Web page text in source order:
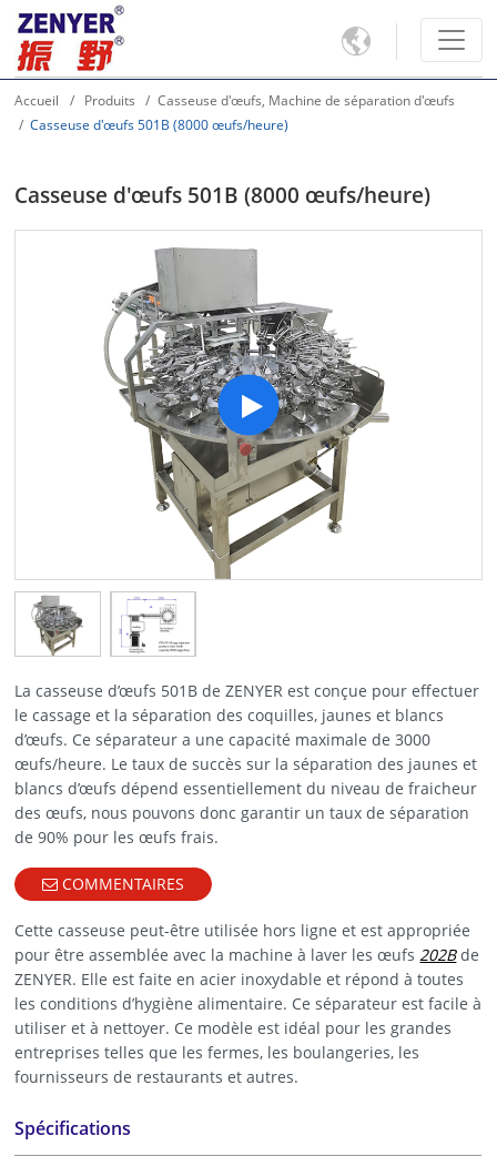

Accueil Produits
Casseuse d'œufs, Machine de séparation d'œufs
Casseuse d'œufs 501B (8000 œufs/heure)
Casseuse d'œufs 501B (8000 œufs/heure)
La casseuse d’œufs 501B de ZENYER est conçue pour effectuer
le cassage et la séparation des coquilles, jaunes et blancs
d’œufs. Ce séparateur a une capacité maximale de 3000
œufs/heure. Le taux de succès sur la séparation des jaunes et
blancs d’œufs dépend essentiellement du niveau de fraicheur
des œufs, nous pouvons donc garantir un taux de séparation
de 90% pour les œufs frais.
COMMENTAIRES
Cette casseuse peut-être utilisée hors ligne et est appropriée
pour être assemblée avec la machine à laver les œufs202Bde
ZENYER. Elle est faite en acier inoxydable et répond à toutes
les conditions d’hygiène alimentaire. Ce séparateur est facile à
utiliser et à nettoyer. Ce modèle est idéal pour les grandes
entreprises telles que les fermes, les boulangeries, les
fournisseurs de restaurants et autres.
Spécifications